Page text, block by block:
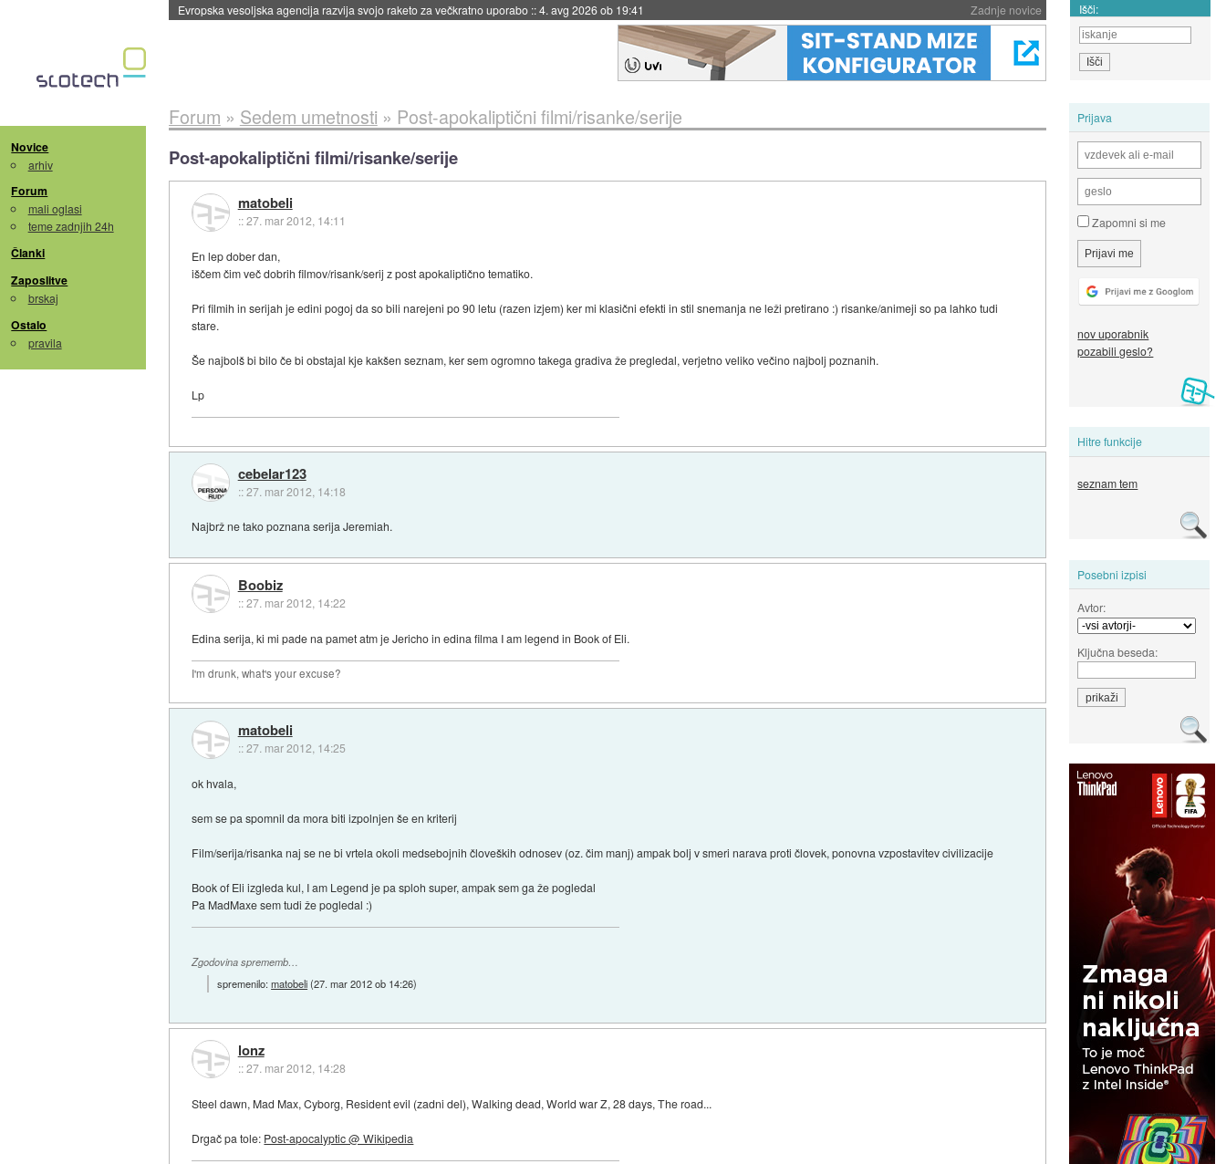
Zadnje novice
Evropska vesoljska agencija razvija svojo raketo za večkratno uporabo ::4. avg 2026 ob 19:41 Išči:
Novice
arhiv
Forum
mali oglasi
teme zadnjih 24h
Članki
Zaposlitve
brskaj
Ostalo
pravila
Prijava
Zapomni si me
nov uporabnik
pozabili geslo?
Hitre funkcije
seznam tem
Posebni izpisi
Avtor:
Ključna beseda:
Forum » Sedem umetnosti » Post-apokaliptični filmi/risanke/serije
Post-apokaliptični filmi/risanke/serije
matobeli
::27. mar 2012, 14:11
En lep dober dan,
iščem čim več dobrih filmov/risank/serij z post apokaliptično tematiko.
Pri filmih in serijah je edini pogoj da so bili narejeni po 90 letu (razen izjem) ker mi klasični efekti in stil snemanja ne leži pretirano :) risanke/animeji so pa lahko tudi
stare.
Še najbolš bi bilo če bi obstajal kje kakšen seznam, ker sem ogromno takega gradiva že pregledal, verjetno veliko večino najbolj poznanih.
Lp
cebelar123
::27. mar 2012, 14:18
Najbrž ne tako poznana serija Jeremiah.
Boobiz
::27. mar 2012, 14:22
Edina serija, ki mi pade na pamet atm je Jericho in edina filma I am legend in Book of Eli.
I'm drunk, what's your excuse?
matobeli
::27. mar 2012, 14:25
ok hvala,
sem se pa spomnil da mora biti izpolnjen še en kriterij
Film/serija/risanka naj se ne bi vrtela okoli medsebojnih človeških odnosev (oz. čim manj) ampak bolj v smeri narava proti človek, ponovna vzpostavitev civilizacije
Book of Eli izgleda kul, I am Legend je pa sploh super, ampak sem ga že pogledal
Pa MadMaxe sem tudi že pogledal :)
Zgodovina sprememb…
spremenilo:matobeli(27. mar 2012 ob 14:26)
lonz
::27. mar 2012, 14:28
Steel dawn, Mad Max, Cyborg, Resident evil (zadni del), Walking dead, World war Z, 28 days, The road...
Drgač pa tole: Post-apocalyptic @ Wikipedia